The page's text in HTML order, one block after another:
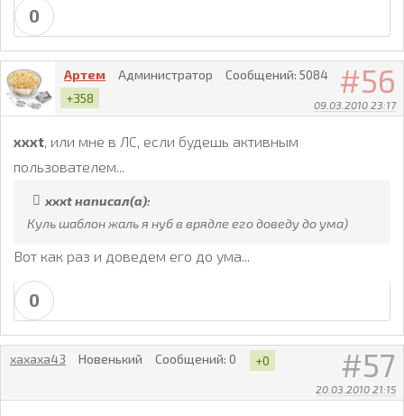
0
56
09.03.2010 23:17
Артем Администратор Сообщений: 5084
+358
xxxt, или мне в ЛС, если будешь активным
пользователем...
xxxt написал(а):
Куль шаблон жаль я нуб в врядле его доведу до ума)
Вот как раз и доведем его до ума...
0
57
20.03.2010 21:15
xaxaxa43 Новенький Сообщений: 0 +0